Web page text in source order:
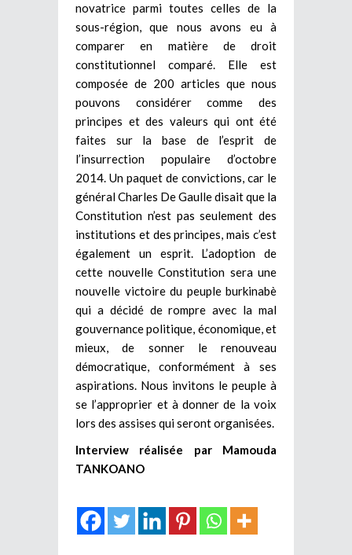
novatrice parmi toutes celles de la
sous-région, que nous avons eu à
comparer en matière de droit
constitutionnel comparé. Elle est
composée de 200 articles que nous
pouvons considérer comme des
principes et des valeurs qui ont été
faites sur la base de l’esprit de
l’insurrection populaire d’octobre
2014. Un paquet de convictions, car le
général Charles De Gaulle disait que la
Constitution n’est pas seulement des
institutions et des principes, mais c’est
également un esprit. L’adoption de
cette nouvelle Constitution sera une
nouvelle victoire du peuple burkinabè
qui a décidé de rompre avec la mal
gouvernance politique, économique, et
mieux, de sonner le renouveau
démocratique, conformément à ses
aspirations. Nous invitons le peuple à
se l’approprier et à donner de la voix
lors des assises qui seront organisées.
Interview réalisée par Mamouda
TANKOANO